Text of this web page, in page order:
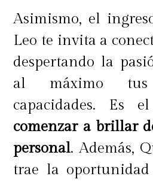
soluciones de
comprende la
experiencias,
agudiza la
para adaptarse
diferentes, son
astrales que
segundo mes del año.
Asimismo, el
Leo te invita a
despertando la
al máximo
capacidades. Es
comenzar a brillar
personal. Además,
trae la